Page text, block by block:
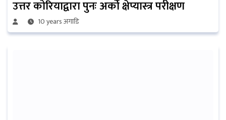
उत्तर कोरियाद्वारा पुनः अर्को क्षेप्यास्त्र परीक्षण
10 years अगाडि